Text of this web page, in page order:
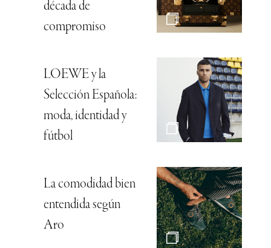
década de
compromiso
LOEWE y la
Selección Española:
moda, identidad y
fútbol
La comodidad bien
entendida según
Aro